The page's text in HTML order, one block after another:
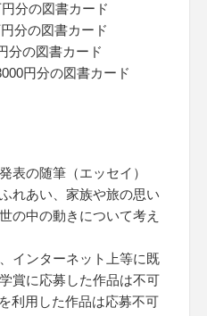
分の図書カード
分の図書カード
分の図書カード
円分の図書カード
表の随筆（エッセイ）
れあい、家族や旅の思い
の中の動きについて考え
インターネット上等に既
賞に応募した作品は不可
利用した作品は応募不可